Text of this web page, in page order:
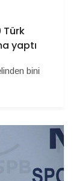
Türk
yaptı
bini